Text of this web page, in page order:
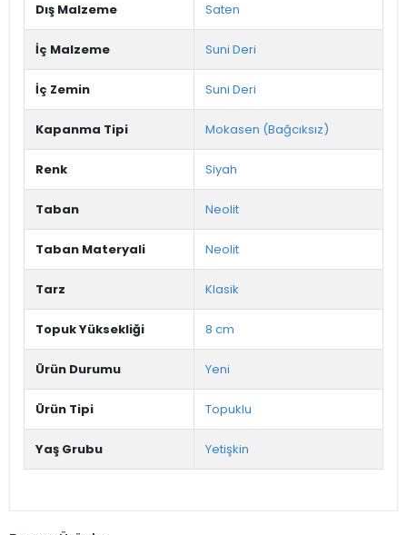
Dış Malzeme Saten
İç Malzeme Suni Deri
İç Zemin Suni Deri
Kapanma Tipi Mokasen (Bağcıksız)
Renk Siyah
Taban Neolit
Taban Materyali Neolit
Tarz Klasik
Topuk Yüksekliği 8 cm
Ürün Durumu Yeni
Ürün Tipi Topuklu
Yaş Grubu Yetişkin